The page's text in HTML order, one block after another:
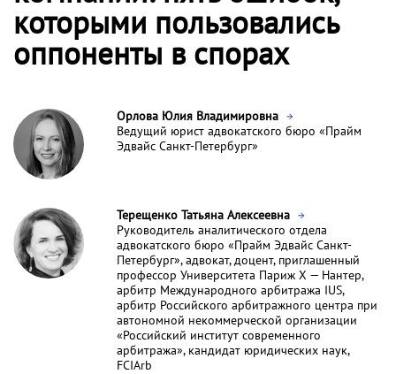
которыми пользовались
оппоненты в спорах
Орлова Юлия Владимировна
Ведущий юрист адвокатского бюро «Прайм
Эдвайс Санкт-Петербург»
Терещенко Татьяна Алексеевна
Руководитель аналитического отдела
адвокатского бюро «Прайм Эдвайс Санкт-
Петербург», адвокат, доцент, приглашенный
профессор Университета Париж X — Нантер,
арбитр Международного арбитража IUS,
арбитр Российского арбитражного центра при
автономной некоммерческой организации
«Российский институт современного
арбитража», кандидат юридических наук,
FCIArb